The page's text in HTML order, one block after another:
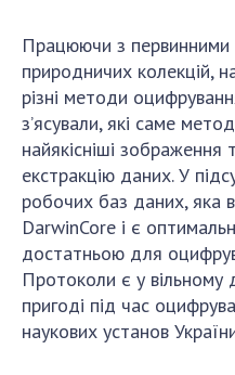
Працюючи з
природничих колекцій,
різні методи
з’ясували, які саме
найякісніші зображення
екстракцію даних. У
робочих баз даних, яка
DarwinCore і є
достатньою для
Протоколи є у вільному
пригоді під час
наукових установ